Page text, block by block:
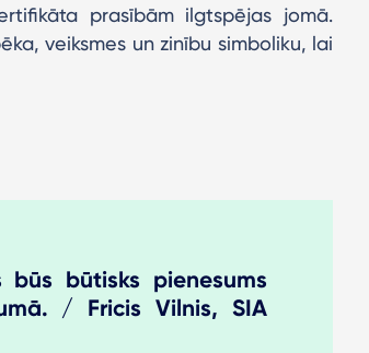
prasībām ilgtspējas jomā.
veiksmes un zinību simboliku, lai
būtisks pienesums
/ Fricis Vilnis, SIA